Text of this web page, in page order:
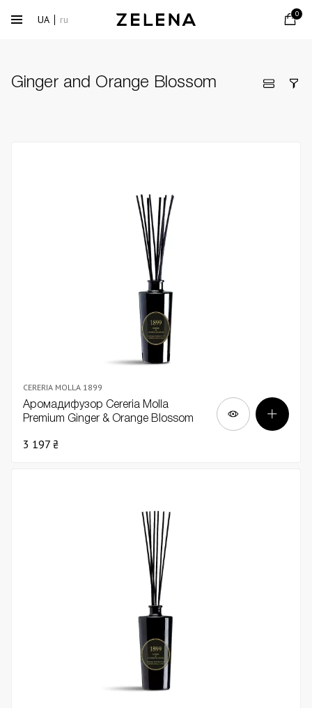
UA ru 0
Ginger and Orange Blossom
CERERIA MOLLA 1899
Аромадифузор Cereria Molla
Premium Ginger & Orange Blossom
3 197 ₴